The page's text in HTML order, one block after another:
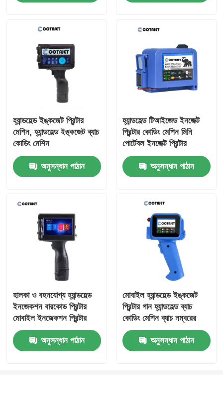
হ্যান্ডহেল্ড ইঙ্কজেট প্রিন্টার
মেশিন, হ্যান্ডহেল্ড ইঙ্কজেট ব্যাচ
কোডিং মেশিন
অনুসন্ধান পাঠান
হ্যান্ডহেল্ড টিআইজেড ইনজেক্ট
প্রিন্টার কোডিং মেশিন মিনি
পোর্টেবল ইনজেক্ট প্রিন্টার
অনুসন্ধান পাঠান
হালকা ও বহনযোগ্য হ্যান্ডহেল্ড
ইনজেকশন বারকোড প্রিন্টার
মোবাইল ইনজেকশন প্রিন্টার
অনুসন্ধান পাঠান
মোবাইল হ্যান্ডহেল্ড ইঙ্কজেট
প্রিন্টার গান হ্যান্ডহেল্ড ব্যাচ
কোডিং মেশিন ব্যাচ নম্বরের
জন্য
অনুসন্ধান পাঠান